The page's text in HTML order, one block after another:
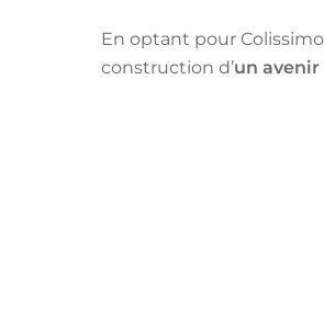
En optant pour
construction d’un